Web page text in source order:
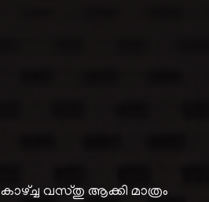
കാഴ്ച്ച വസ്തു ആക്കി മാത്രം